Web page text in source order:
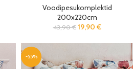
Voodipesukomplektid
200x220cm
43,90€ 19,90 €
-55%